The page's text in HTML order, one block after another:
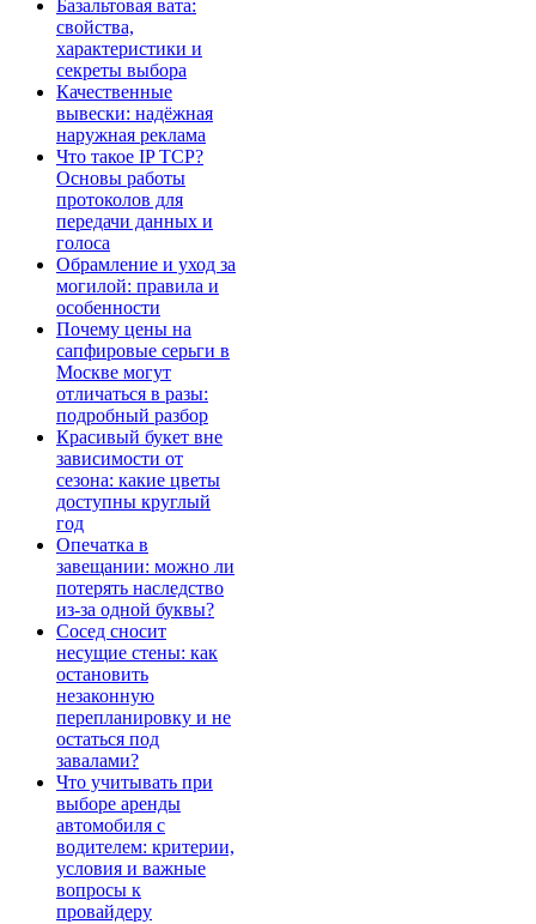
Базальтовая вата:
свойства,
характеристики и
секреты выбора
Качественные
вывески: надёжная
наружная реклама
Что такое IP TCP?
Основы работы
протоколов для
передачи данных и
голоса
Обрамление и уход за
могилой: правила и
особенности
Почему цены на
сапфировые серьги в
Москве могут
отличаться в разы:
подробный разбор
Красивый букет вне
зависимости от
сезона: какие цветы
доступны круглый
год
Опечатка в
завещании: можно ли
потерять наследство
из-за одной буквы?
Сосед сносит
несущие стены: как
остановить
незаконную
перепланировку и не
остаться под
завалами?
Что учитывать при
выборе аренды
автомобиля с
водителем: критерии,
условия и важные
вопросы к
провайдеру